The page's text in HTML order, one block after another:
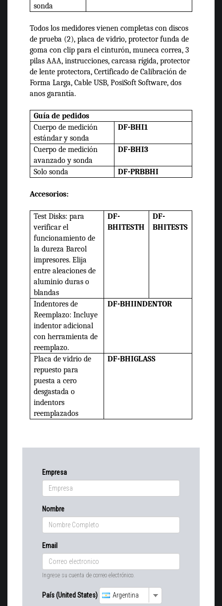
sonda
Todos los medidores vienen completas con discos
de prueba (2), placa de vidrio, protector funda de
goma con clip para el cinturón, muneca correa, 3
pilas AAA, instrucciones, carcasa rígida, protector
de lente protectora, Certificado de Calibración de
Forma Larga, Cable USB, PosiSoft Software, dos
anos garantía.
Guía de pedidos
Cuerpo de medición
estándar y sonda
DF-BHI1
Cuerpo de medición
avanzado y sonda
DF-BHI3
Solo sonda DF-PRBBHI
Accesorios:
Test Disks: para
verificar el
funcionamiento de
la dureza Barcol
impresores. Elija
entre aleaciones de
aluminio duras o
blandas
DF-
BHITESTH
DF-
BHITESTS
Indentores de
Reemplazo: Incluye
indentor adicional
con herramienta de
reemplazo.
DF-BHIINDENTOR
Placa de vidrio de
repuesto para
puesta a cero
desgastada o
indentors
reemplazados
DF-BHIGLASS
Empresa
Nombre
Email
Ingrese su cuenta de correo electrónico.
País (United States) Argentina